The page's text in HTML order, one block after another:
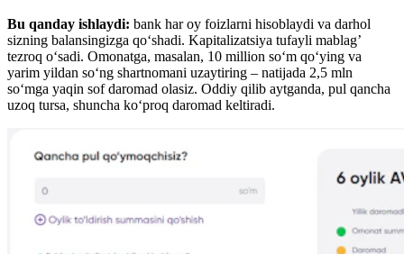
Bu qanday ishlaydi: bank har oy foizlarni hisoblaydi va darhol
sizning balansingizga qo‘shadi. Kapitalizatsiya tufayli mablag’
tezroq o‘sadi. Omonatga, masalan, 10 million so‘m qo‘ying va
yarim yildan so‘ng shartnomani uzaytiring – natijada 2,5 mln
so‘mga yaqin sof daromad olasiz. Oddiy qilib aytganda, pul qancha
uzoq tursa, shuncha ko‘proq daromad keltiradi.